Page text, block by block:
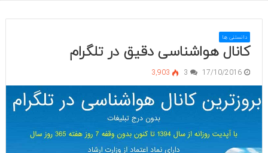
دانستنی ها
کانال هواشناسی دقیق در تلگرام
17/10/2016
3
3,903